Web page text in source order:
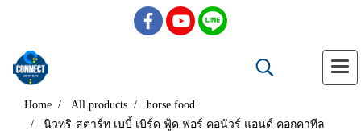
Home All products
horse food
นิวทริ-สตาร์ท เบบี้ เบิร์ด ฟู้ด ฟอร์ คอนัวร์ แอนด์ คอกคาทีล